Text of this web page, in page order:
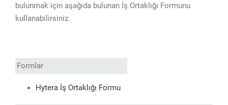
bulunmak için aşağıda bulunan İş Ortaklığı Formunu
kullanabilirsiniz.
Formlar
Hytera İş Ortaklığı Formu